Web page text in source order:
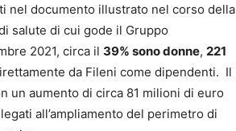
nel documento illustrato nel corso della
salute di cui gode il Gruppo
2021, circa il 39% sono donne, 221
da Fileni come dipendenti. Il
un aumento di circa 81 milioni di euro
all’ampliamento del perimetro di